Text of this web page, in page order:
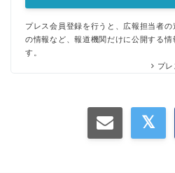
プレス会員登録を行うと、広報担当者
の情報など、報道機関だけに公開する
す。
プ